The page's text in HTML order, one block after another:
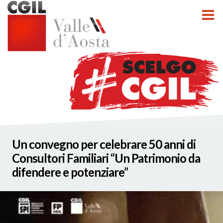
Un convegno per celebrare 50 anni di
Consultori Familiari “Un Patrimonio da
difendere e potenziare”
INCA